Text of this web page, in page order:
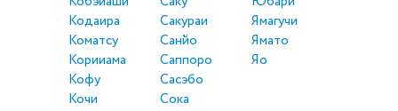
Кодаира
Коматсу
Корииама
Кофу
Кочи
Сакураи
Санйо
Саппоро
Сасэбо
Сока
Ямагучи
Ямато
Яо